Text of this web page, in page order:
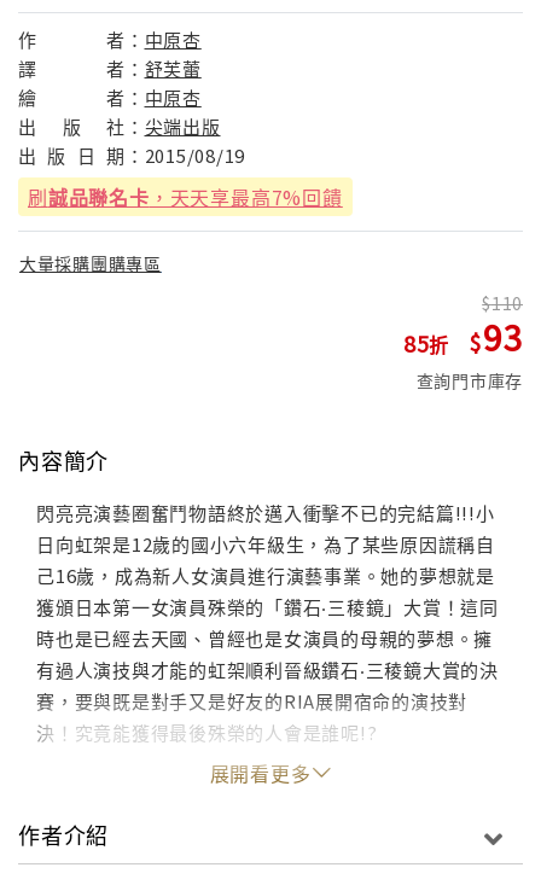
作 者： 中原杏
譯
者： 舒芙蕾
繪
者： 中原杏
出
版 社： 尖端出版
出 版 日 期： 2015/08/19
刷誠品聯名卡 ，天天享最高7%回饋
大量採購團購專區
85
110
93
查詢門市庫存
內容簡介
閃亮亮演藝圈奮鬥物語終於邁入衝擊不已的完結篇!!!小
日向虹架是12歲的國小六年級生，為了某些原因謊稱自
己16歲，成為新人女演員進行演藝事業。她的夢想就是
獲頒日本第一女演員殊榮的「鑽石‧三稜鏡」大賞！這同
時也是已經去天國、曾經也是女演員的母親的夢想。擁
有過人演技與才能的虹架順利晉級鑽石‧三稜鏡大賞的決
賽，要與既是對手又是好友的RIA展開宿命的演技對
決！究竟能獲得最後殊榮的人會是誰呢!?
展開看更多
作者介紹